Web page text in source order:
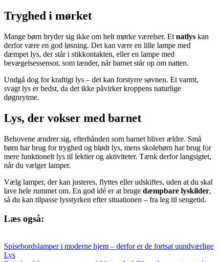
Tryghed i mørket
Mange børn bryder sig ikke om helt mørke værelser. Et natlys kan
derfor være en god løsning. Det kan være en lille lampe med
dæmpet lys, der står i stikkontakten, eller en lampe med
bevægelsessensor, som tænder, når barnet står op om natten.
Undgå dog for kraftigt lys – det kan forstyrre søvnen. Et varmt,
svagt lys er bedst, da det ikke påvirker kroppens naturlige
døgnrytme.
Lys, der vokser med barnet
Behovene ændrer sig, efterhånden som barnet bliver ældre. Små
børn har brug for tryghed og blødt lys, mens skolebørn har brug for
mere funktionelt lys til lektier og aktiviteter. Tænk derfor langsigtet,
når du vælger lamper.
Vælg lamper, der kan justeres, flyttes eller udskiftes, uden at du skal
lave hele rummet om. En god idé er at bruge dæmpbare lyskilder,
så du kan tilpasse lysstyrken efter situationen – fra leg til sengetid.
Læs også:
Spisebordslamper i moderne hjem – derfor er de fortsat uundværlige
Lys